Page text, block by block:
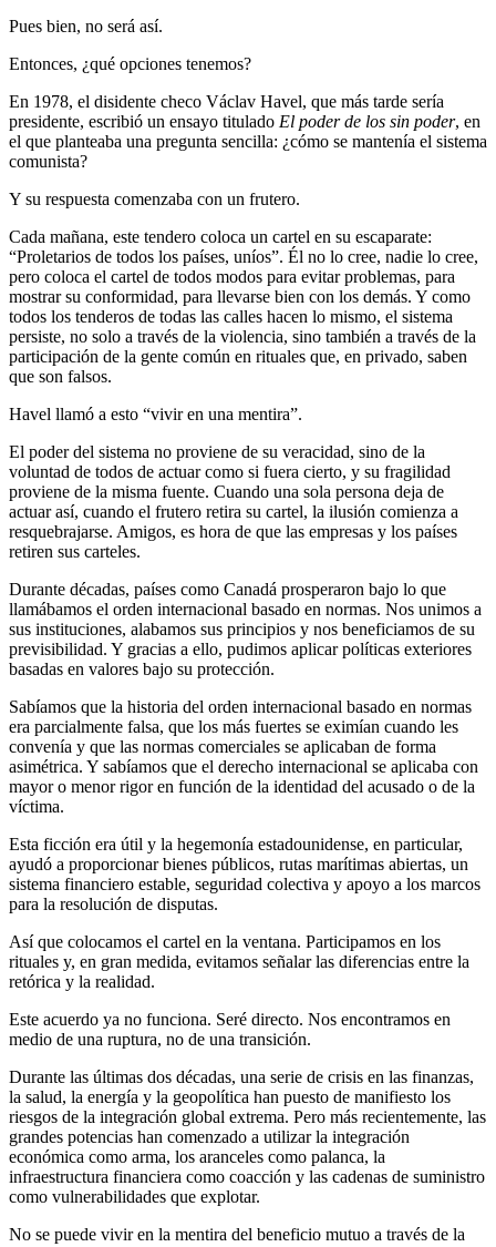
Pues bien, no será así.
Entonces, ¿qué opciones tenemos?
En 1978, el disidente checo Václav Havel, que más tarde sería
presidente, escribió un ensayo titulado El poder de los sin poder, en
el que planteaba una pregunta sencilla: ¿cómo se mantenía el sistema
comunista?
Y su respuesta comenzaba con un frutero.
Cada mañana, este tendero coloca un cartel en su escaparate:
“Proletarios de todos los países, uníos”. Él no lo cree, nadie lo cree,
pero coloca el cartel de todos modos para evitar problemas, para
mostrar su conformidad, para llevarse bien con los demás. Y como
todos los tenderos de todas las calles hacen lo mismo, el sistema
persiste, no solo a través de la violencia, sino también a través de la
participación de la gente común en rituales que, en privado, saben
que son falsos.
Havel llamó a esto “vivir en una mentira”.
El poder del sistema no proviene de su veracidad, sino de la
voluntad de todos de actuar como si fuera cierto, y su fragilidad
proviene de la misma fuente. Cuando una sola persona deja de
actuar así, cuando el frutero retira su cartel, la ilusión comienza a
resquebrajarse. Amigos, es hora de que las empresas y los países
retiren sus carteles.
Durante décadas, países como Canadá prosperaron bajo lo que
llamábamos el orden internacional basado en normas. Nos unimos a
sus instituciones, alabamos sus principios y nos beneficiamos de su
previsibilidad. Y gracias a ello, pudimos aplicar políticas exteriores
basadas en valores bajo su protección.
Sabíamos que la historia del orden internacional basado en normas
era parcialmente falsa, que los más fuertes se eximían cuando les
convenía y que las normas comerciales se aplicaban de forma
asimétrica. Y sabíamos que el derecho internacional se aplicaba con
mayor o menor rigor en función de la identidad del acusado o de la
víctima.
Esta ficción era útil y la hegemonía estadounidense, en particular,
ayudó a proporcionar bienes públicos, rutas marítimas abiertas, un
sistema financiero estable, seguridad colectiva y apoyo a los marcos
para la resolución de disputas.
Así que colocamos el cartel en la ventana. Participamos en los
rituales y, en gran medida, evitamos señalar las diferencias entre la
retórica y la realidad.
Este acuerdo ya no funciona. Seré directo. Nos encontramos en
medio de una ruptura, no de una transición.
Durante las últimas dos décadas, una serie de crisis en las finanzas,
la salud, la energía y la geopolítica han puesto de manifiesto los
riesgos de la integración global extrema. Pero más recientemente, las
grandes potencias han comenzado a utilizar la integración
económica como arma, los aranceles como palanca, la
infraestructura financiera como coacción y las cadenas de suministro
como vulnerabilidades que explotar.
No se puede vivir en la mentira del beneficio mutuo a través de la